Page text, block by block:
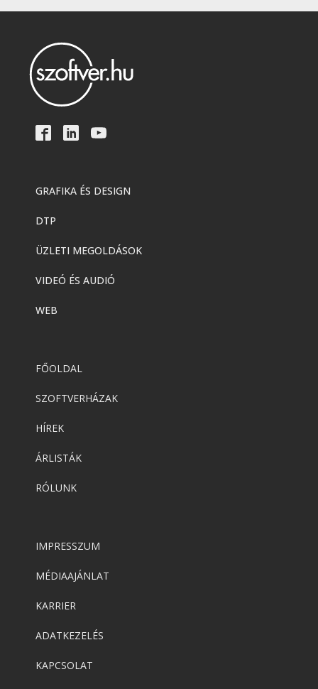
GRAFIKA ÉS DESIGN
DTP
ÜZLETI MEGOLDÁSOK
VIDEÓ ÉS AUDIÓ
WEB
FŐOLDAL
SZOFTVERHÁZAK
HÍREK
ÁRLISTÁK
RÓLUNK
IMPRESSZUM
MÉDIAAJÁNLAT
KARRIER
ADATKEZELÉS
KAPCSOLAT